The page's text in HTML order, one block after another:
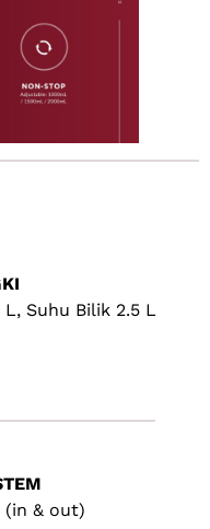
L, Suhu Bilik 2.5 L
& out)